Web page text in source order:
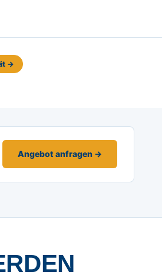
→
Angebot anfragen →